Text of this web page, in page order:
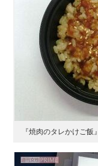
『焼肉のタレかけご